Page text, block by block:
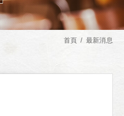
首頁 最新消息